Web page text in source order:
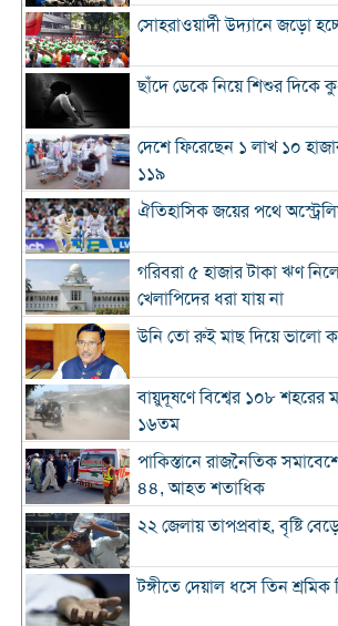
সোহরাওয়ার্দী উদ্যানে জড়ো
ছাঁদে ডেকে নিয়ে শিশুর দিকে
দেশে ফিরেছেন ১ লাখ ১০
১১৯
ঐতিহাসিক জয়ের পথে
গরিবরা ৫ হাজার টাকা ঋণ
খেলাপিদের ধরা যায় না
উনি তো রুই মাছ দিয়ে ভালো
বায়ুদূষণে বিশ্বের ১০৮ শহরের
১৬তম
পাকিস্তানে রাজনৈতিক
৪৪, আহত শতাধিক
২২ জেলায় তাপপ্রবাহ, বৃষ্টি
টঙ্গীতে দেয়াল ধসে তিন শ্রমিক